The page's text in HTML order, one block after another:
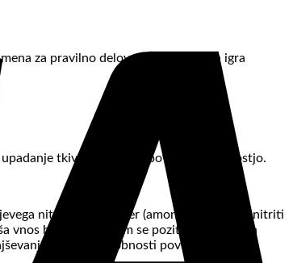
za pravilno delovanje srca. Taurin igra
tkivnih struktur povezane s starostjo.
nitrata – saltpeter (amonijak, sečnina, nitriti
vnos hranil, s katerim se pozitivno vpliva na
vidnih sposobnosti povezanih s